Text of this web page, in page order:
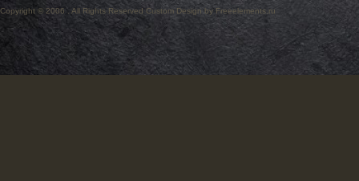
Copyright © 2006 . All Rights Reserved Custom Design by Freeelements.ru